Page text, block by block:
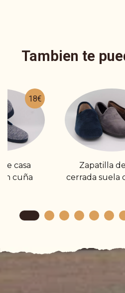
Tambien te
18€
casa
cuña
Zapatilla
cerrada suela